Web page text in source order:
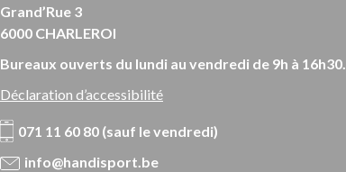
Grand’Rue 3
6000 CHARLEROI
Bureaux ouverts du lundi au vendredi de 9h à 16h30.
Déclaration d’accessibilité
071 11 60 80 (sauf le vendredi)
info@handisport.be